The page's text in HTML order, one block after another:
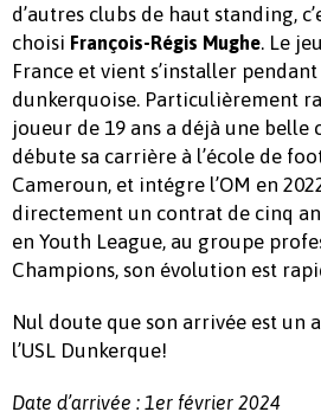
d’autres clubs de haut standing,
choisi François-Régis Mughe. Le
France et vient s’installer
dunkerquoise. Particulièrement
joueur de 19 ans a déjà une
débute sa carrière à l’école de
Cameroun, et intégre l’OM en
directement un contrat de cinq
en Youth League, au groupe
Champions, son évolution est
Nul doute que son arrivée est un
l’USL Dunkerque!
Date d’arrivée : 1er février 2024